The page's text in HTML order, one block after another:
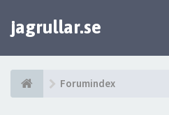
jagrullar.se
Forumindex